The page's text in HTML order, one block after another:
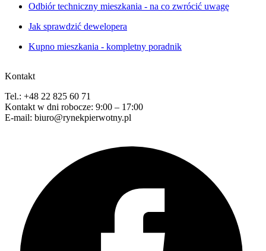
Odbiór techniczny mieszkania - na co zwrócić uwagę
Jak sprawdzić dewelopera
Kupno mieszkania - kompletny poradnik
Kontakt
Tel.: +48 22 825 60 71
Kontakt w dni robocze: 9:00 – 17:00
E-mail: biuro@rynekpierwotny.pl